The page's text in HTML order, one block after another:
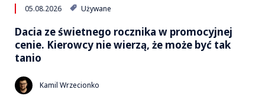
05.08.2026 Używane
Dacia ze świetnego rocznika w promocyjnej
cenie. Kierowcy nie wierzą, że może być tak
tanio
Kamil Wrzecionko